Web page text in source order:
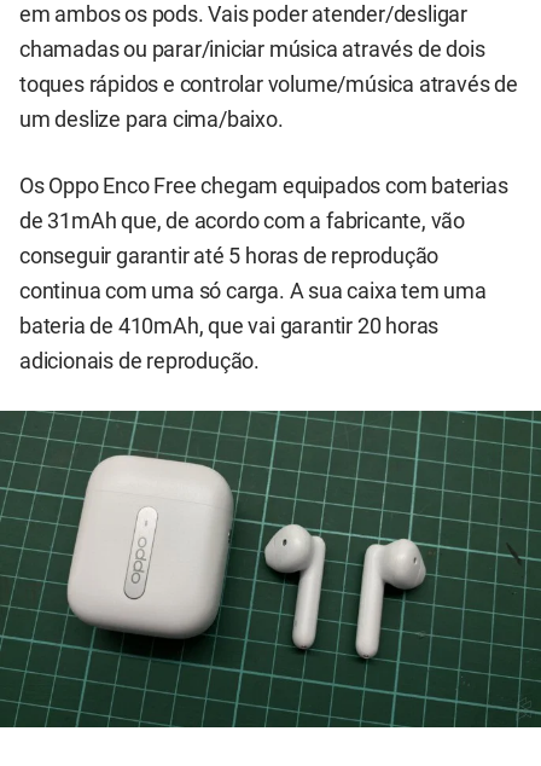
em ambos os pods. Vais poder atender/desligar
chamadas ou parar/iniciar música através de dois
toques rápidos e controlar volume/música através de
um deslize para cima/baixo.
Os Oppo Enco Free chegam equipados com baterias
de 31mAh que, de acordo com a fabricante, vão
conseguir garantir até 5 horas de reprodução
continua com uma só carga. A sua caixa tem uma
bateria de 410mAh, que vai garantir 20 horas
adicionais de reprodução.